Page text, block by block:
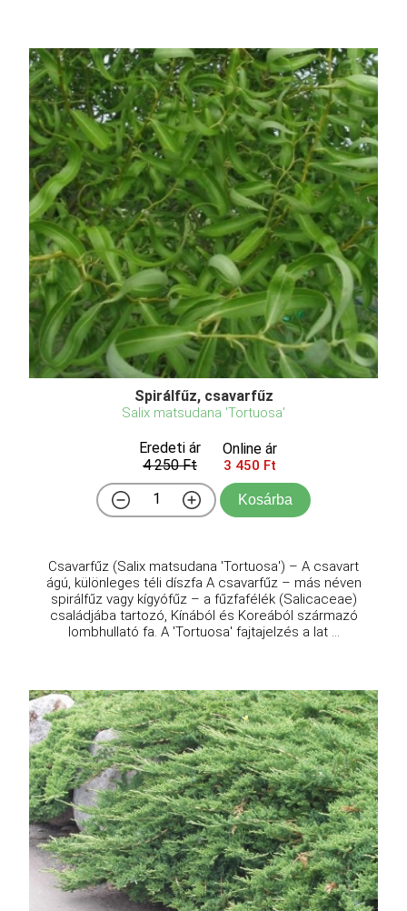
Spirálfűz, csavarfűz
Salix matsudana 'Tortuosa'
Eredeti ár
4 250 Ft
Online ár
3 450 Ft
Kosárba
Csavarfűz (Salix matsudana 'Tortuosa') – A csavart
ágú, különleges téli díszfa A csavarfűz – más néven
spirálfűz vagy kígyófűz – a fűzfafélék (Salicaceae)
családjába tartozó, Kínából és Koreából származó
lombhullató fa. A 'Tortuosa' fajtajelzés a lat ...